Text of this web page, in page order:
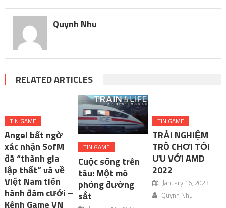
Quynh Nhu
RELATED ARTICLES
TIN GAME
Angel bất ngờ
xác nhận SofM
đã “thành gia
lập thất” và về
Việt Nam tiến
hành đám cưới –
Kênh Game VN
TIN GAME
Cuộc sống trên
tàu: Một mô
phỏng đường
sắt
TIN GAME
TRẢI NGHIỆM
TRÒ CHƠI TỐI
ƯU VỚI AMD
2022
January 16, 2023
Quynh Nhu